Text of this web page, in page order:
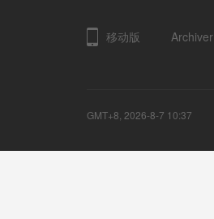
移动版 Archiver
GMT+8, 2026-8-7 10:37